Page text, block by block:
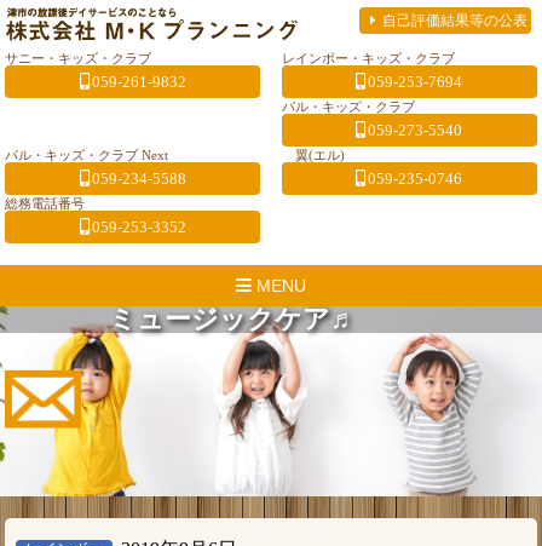
自己評価結果等の公表
サニー・キッズ・クラブ
059-261-9832
レインボー・キッズ・クラブ
059-253-7694
パル・キッズ・クラブ
059-273-5540
パル・キッズ・クラブ Next
059-234-5588
翼(エル)
059-235-0746
総務電話番号
059-253-3352
MENU
ミュージックケア♬